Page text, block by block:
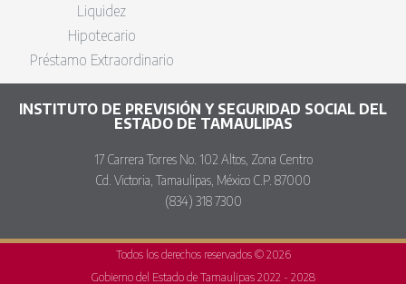
Liquidez
Hipotecario
Préstamo Extraordinario
INSTITUTO DE PREVISIÓN Y SEGURIDAD SOCIAL DEL
ESTADO DE TAMAULIPAS
17 Carrera Torres No. 102 Altos, Zona Centro
Cd. Victoria, Tamaulipas, México C.P. 87000
(834) 318 7300
Todos los derechos reservados © 2026
Gobierno del Estado de Tamaulipas 2022 - 2028